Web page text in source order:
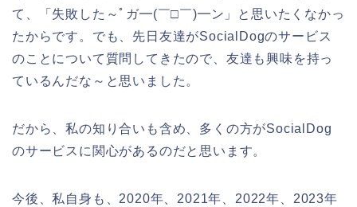
て、「失敗した～ﾟガ━(￣□￣)━ン」と思いたくなかっ
たからです。でも、先日友達がSocialDogのサービス
のことについて質問してきたので、友達も興味を持っ
ているんだな～と思いました。
だから、私の知り合いも含め、多くの方がSocialDog
のサービスに関心があるのだと思います。
今後、私自身も、2020年、2021年、2022年、2023年